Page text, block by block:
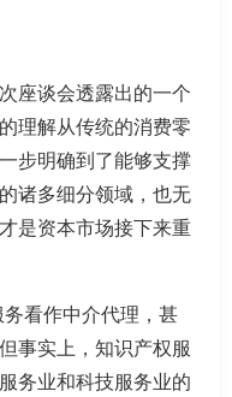
座谈会透露出的一个
理解从传统的消费零
步明确到了能够支撑
诸多细分领域，也无
是资本市场接下来重
看作中介代理，甚
事实上，知识产权服
务业和科技服务业的